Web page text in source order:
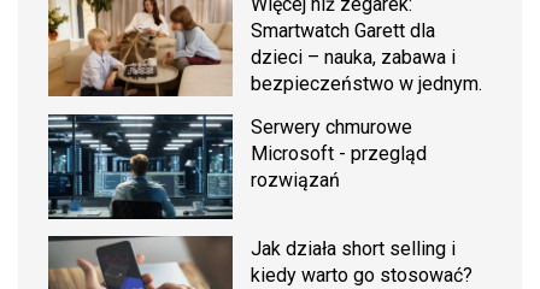
Więcej niż zegarek:
Smartwatch Garett dla
dzieci – nauka, zabawa i
bezpieczeństwo w jednym.
Serwery chmurowe
Microsoft - przegląd
rozwiązań
Jak działa short selling i
kiedy warto go stosować?